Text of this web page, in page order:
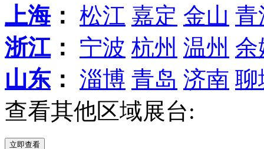
上海： 松江 嘉定 金山 青
浙江： 宁波 杭州 温州 余
山东 ： 淄博 青岛 济南 聊
查看其他区域展台: